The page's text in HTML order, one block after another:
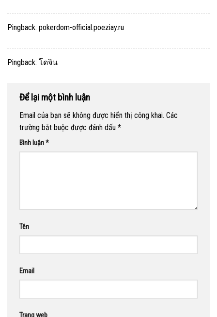
Pingback: pokerdom-official.poeziay.ru
Pingback: โดจิน
Để lại một bình luận
Email của bạn sẽ không được hiển thị công khai. Các
trường bắt buộc được đánh dấu *
Bình luận*
Tên
Email
Trang web